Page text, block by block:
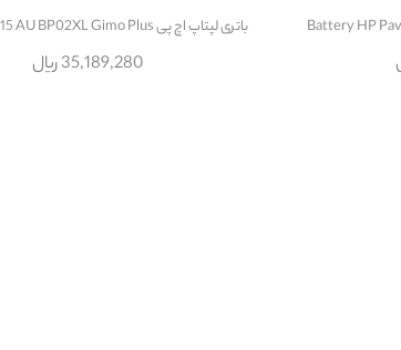
باتری لپتاپ اچ پی Battery HP 15 AU BP02XL Gimo Plus
35,189,280 ریال